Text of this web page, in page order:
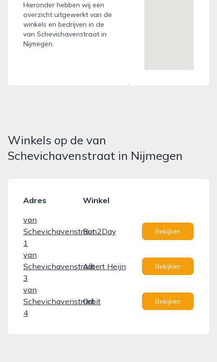
Hieronder hebben wij een
overzicht uitgewerkt van de
winkels en bedrijven in de
van Schevichavenstraat in
Nijmegen.
Winkels op de van
Schevichavenstraat in Nijmegen
Adres
Winkel
van
Schevichavenstraat
1
Run2Day Bekijken
van
Schevichavenstraat
3
Albert Heijn Bekijken
van
Schevichavenstraat
4
Orbit Bekijken